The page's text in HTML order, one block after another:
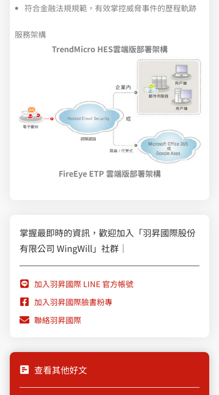
符合金融法規規範，有效掌控威脅事件的歷程軌跡
服務架構
TrendMicro HES雲端版部署架構
FireEye ETP 雲端版部署架構
掌握最即時的資訊，歡迎加入「羽昇國際股份
有限公司 WingWill」社群｜
加入羽昇國際 LINE 官方帳號
加入羽昇國際臉書粉專
聯絡羽昇國際
查看其他好文